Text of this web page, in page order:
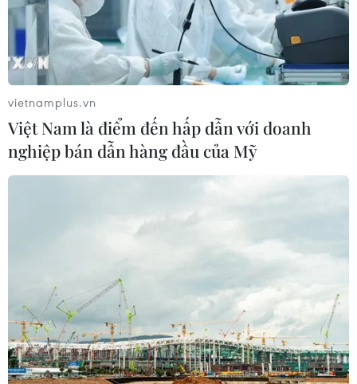
Mỹ truy tố đối tượng bị bắt tại sân
golf của Tổng thống Trump
Mỹ cấm xuất khẩu vật liệu pin tái chế
và phế liệu vonfram trong một năm
Brazil hạ cấp quan hệ với Argentina,
căng thẳng ngoại giao với Mỹ
05/08/2026 03:55
vietnamplus.vn
Việt Nam là điểm đến hấp dẫn với doanh
nghiệp bán dẫn hàng đầu của Mỹ